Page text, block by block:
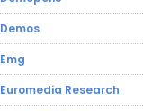
Demos
Emg
Euromedia Research